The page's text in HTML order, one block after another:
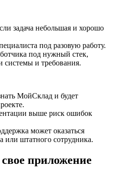
задача небольшая и хорошо
под разовую работу.
под нужный стек,
системы и требования.
МойСклад и будет
выше риск ошибок
может оказаться
или штатного сотрудника.
приложение